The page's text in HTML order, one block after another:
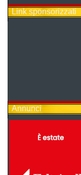
Link sponsorizzati
Annunci